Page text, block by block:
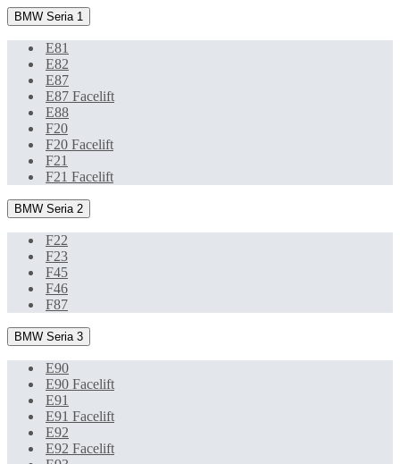
BMW Seria 1
E81
E82
E87
E87 Facelift
E88
F20
F20 Facelift
F21
F21 Facelift
BMW Seria 2
F22
F23
F45
F46
F87
BMW Seria 3
E90
E90 Facelift
E91
E91 Facelift
E92
E92 Facelift